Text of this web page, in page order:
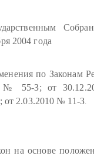
2004 года
по Законам
№ 55-З; от
от 2.03.2010 № 11-З.
на основе